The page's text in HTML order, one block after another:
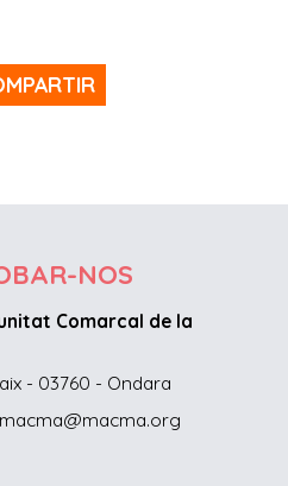
NOS
Comarcal de la
- 03760 - Ondara
macma@macma.org